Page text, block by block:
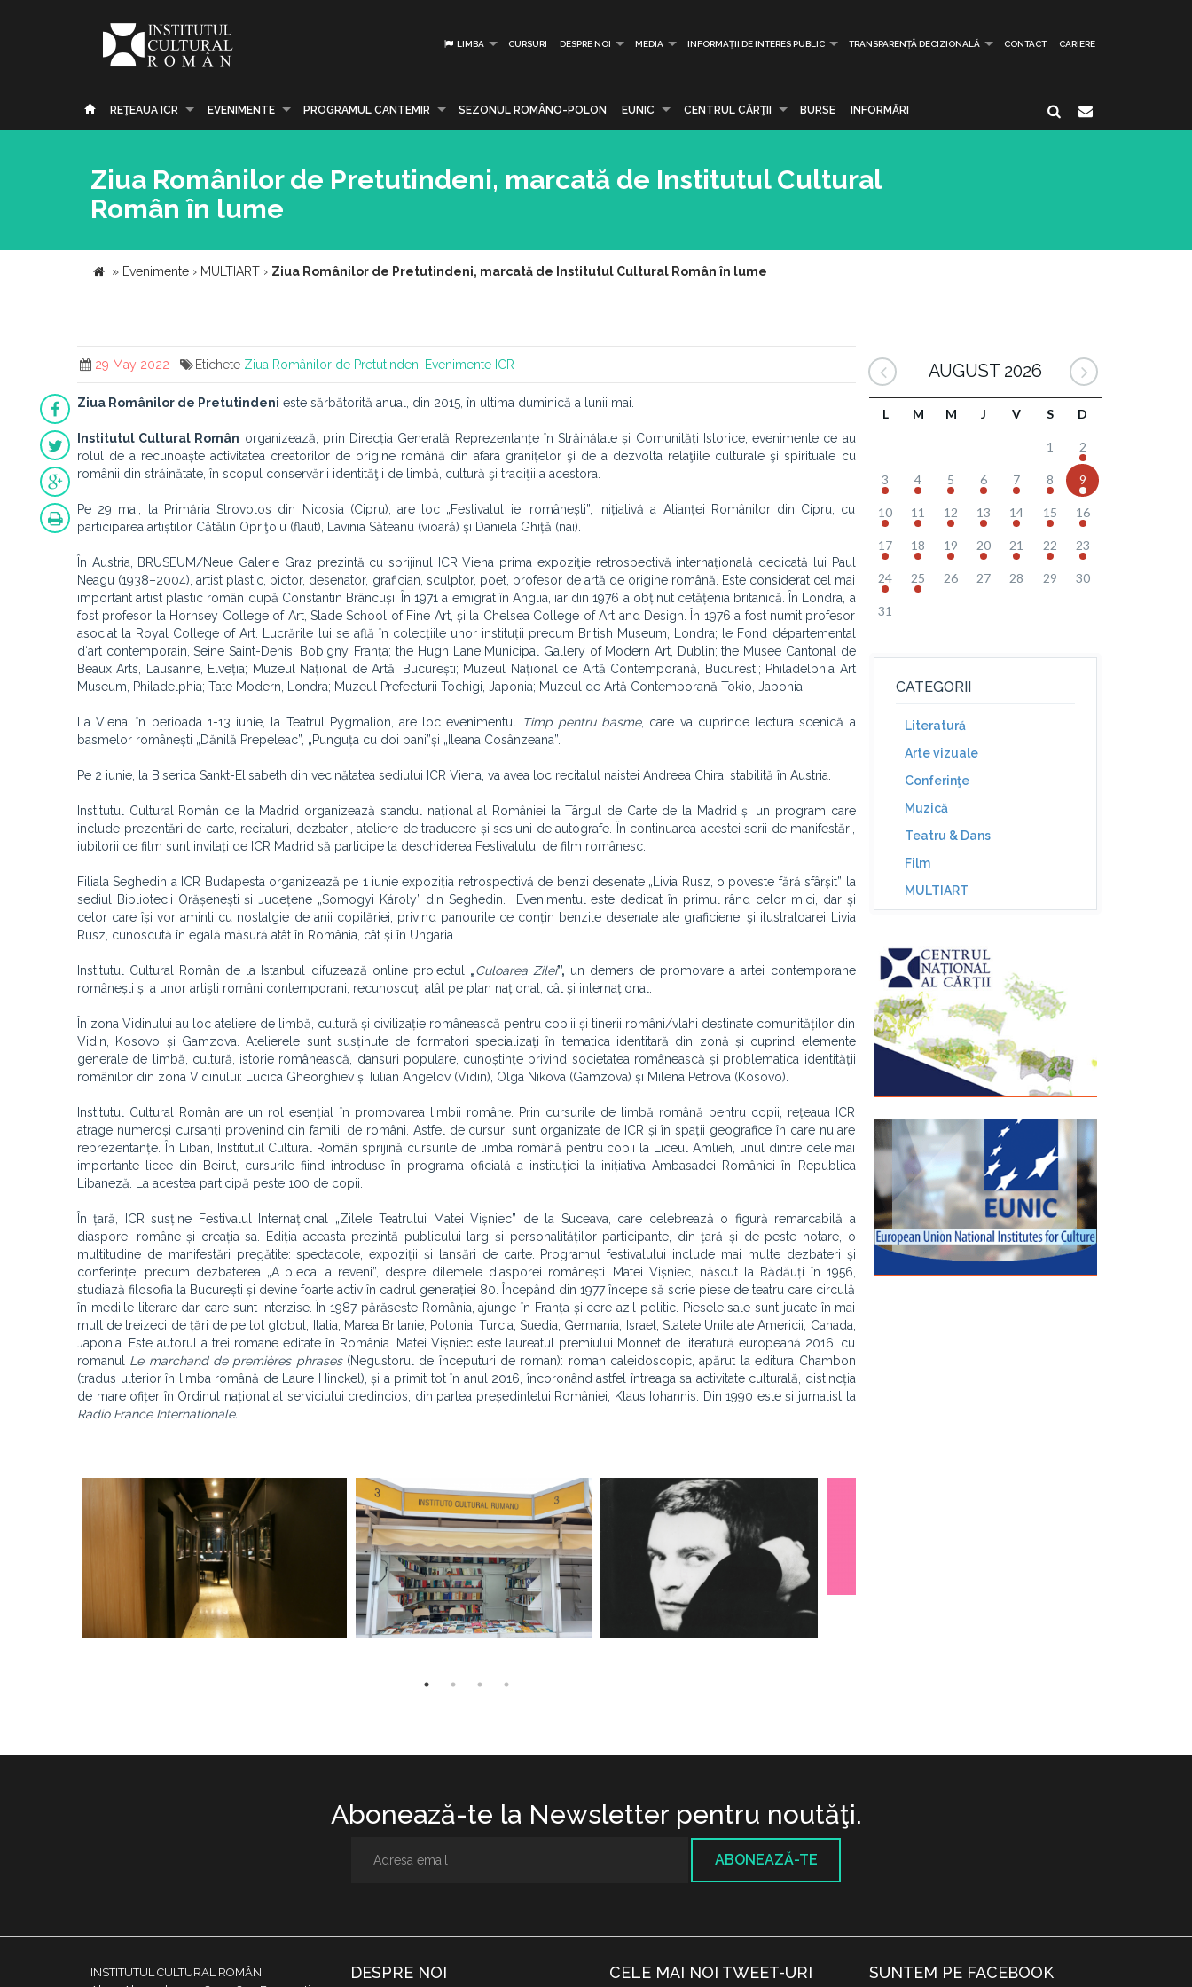
LIMBA CURSURI DESPRE NOI MEDIA INFORMAȚII DE INTERES PUBLIC TRANSPARENȚĂ DECIZIONALĂ CONTACT CARIERE
REŢEAUA ICR EVENIMENTE PROGRAMUL CANTEMIR SEZONUL ROMÂNO-POLON EUNIC CENTRUL CĂRŢII BURSE INFORMĂRI
Ziua Românilor de Pretutindeni, marcată de Institutul Cultural
Român în lume
» Evenimente › MULTIART › Ziua Românilor de Pretutindeni, marcată de Institutul Cultural Român în lume
29 May 2022 Etichete Ziua Românilor de Pretutindeni Evenimente ICR
Ziua Românilor de Pretutindeni este sărbătorită anual, din 2015, în ultima duminică a lunii mai.
Institutul Cultural Român organizează, prin Direcția Generală Reprezentanțe în Străinătate și Comunități Istorice, evenimente ce au
rolul de a recunoaște activitatea creatorilor de origine română din afara granițelor şi de a dezvolta relaţiile culturale şi spirituale cu
românii din străinătate, în scopul conservării identităţii de limbă, cultură şi tradiţii a acestora.
Pe 29 mai, la Primăria Strovolos din Nicosia (Cipru), are loc „Festivalul iei românești”, inițiativă a Alianței Românilor din Cipru, cu
participarea artiștilor Cătălin Opriţoiu (flaut), Lavinia Săteanu (vioară) și Daniela Ghiță (nai).
În Austria, BRUSEUM/Neue Galerie Graz prezintă cu sprijinul ICR Viena prima expoziţie retrospectivă internațională dedicată lui Paul
Neagu (1938–2004), artist plastic, pictor, desenator, grafician, sculptor, poet, profesor de artă de origine română. Este considerat cel mai
important artist plastic român după Constantin Brâncuși. În 1971 a emigrat în Anglia, iar din 1976 a obținut cetățenia britanică. În Londra, a
fost profesor la Hornsey College of Art, Slade School of Fine Art, și la Chelsea College of Art and Design. În 1976 a fost numit profesor
asociat la Royal College of Art. Lucrările lui se află în colecțiile unor instituții precum British Museum, Londra; le Fond départemental
d‘art contemporain, Seine Saint-Denis, Bobigny, Franța; the Hugh Lane Municipal Gallery of Modern Art, Dublin; the Musee Cantonal de
Beaux Arts, Lausanne, Elveția; Muzeul Național de Artă, București; Muzeul Național de Artă Contemporană, București; Philadelphia Art
Museum, Philadelphia; Tate Modern, Londra; Muzeul Prefecturii Tochigi, Japonia; Muzeul de Artă Contemporană Tokio, Japonia.
La Viena, în perioada 1-13 iunie, la Teatrul Pygmalion, are loc evenimentul Timp pentru basme, care va cuprinde lectura scenică a
basmelor românești „Dănilă Prepeleac”, „Punguța cu doi bani”și „Ileana Cosânzeana”.
Pe 2 iunie, la Biserica Sankt-Elisabeth din vecinătatea sediului ICR Viena, va avea loc recitalul naistei Andreea Chira, stabilită în Austria.
Institutul Cultural Român de la Madrid organizează standul național al României la Târgul de Carte de la Madrid și un program care
include prezentări de carte, recitaluri, dezbateri, ateliere de traducere și sesiuni de autografe. În continuarea acestei serii de manifestări,
iubitorii de film sunt invitați de ICR Madrid să participe la deschiderea Festivalului de film românesc.
Filiala Seghedin a ICR Budapesta organizează pe 1 iunie expoziția retrospectivă de benzi desenate „Livia Rusz, o poveste fără sfârșit” la
sediul Bibliotecii Orășenești și Județene „Somogyi Károly” din Seghedin. Evenimentul este dedicat în primul rând celor mici, dar și
celor care își vor aminti cu nostalgie de anii copilăriei, privind panourile ce conțin benzile desenate ale graficienei şi ilustratoarei Livia
Rusz, cunoscută în egală măsură atât în România, cât și în Ungaria.
Institutul Cultural Român de la Istanbul difuzează online proiectul „Culoarea Zilei”, un demers de promovare a artei contemporane
românești și a unor artişti români contemporani, recunoscuți atât pe plan național, cât și internațional.
În zona Vidinului au loc ateliere de limbă, cultură și civilizație românească pentru copiii și tinerii români/vlahi destinate comunităților din
Vidin, Kosovo și Gamzova. Atelierele sunt susținute de formatori specializați în tematica identitară din zonă și cuprind elemente
generale de limbă, cultură, istorie românească, dansuri populare, cunoștințe privind societatea românească și problematica identității
românilor din zona Vidinului: Lucica Gheorghiev și Iulian Angelov (Vidin), Olga Nikova (Gamzova) și Milena Petrova (Kosovo).
Institutul Cultural Român are un rol esențial în promovarea limbii române. Prin cursurile de limbă română pentru copii, rețeaua ICR
atrage numeroși cursanți provenind din familii de români. Astfel de cursuri sunt organizate de ICR și în spații geografice în care nu are
reprezentanțe. În Liban, Institutul Cultural Român sprijină cursurile de limba română pentru copii la Liceul Amlieh, unul dintre cele mai
importante licee din Beirut, cursurile fiind introduse în programa oficială a instituției la inițiativa Ambasadei României în Republica
Libaneză. La acestea participă peste 100 de copii.
În țară, ICR susține Festivalul Internațional „Zilele Teatrului Matei Vișniec” de la Suceava, care celebrează o figură remarcabilă a
diasporei române și creația sa. Ediția aceasta prezintă publicului larg și personalităților participante, din țară și de peste hotare, o
multitudine de manifestări pregătite: spectacole, expoziții și lansări de carte. Programul festivalului include mai multe dezbateri și
conferințe, precum dezbaterea „A pleca, a reveni”, despre dilemele diasporei românești. Matei Vișniec, născut la Rădăuți în 1956,
studiază filosofia la București și devine foarte activ în cadrul generației 80. Începând din 1977 începe să scrie piese de teatru care circulă
în mediile literare dar care sunt interzise. În 1987 părăsește România, ajunge în Franța și cere azil politic. Piesele sale sunt jucate în mai
mult de treizeci de țări de pe tot globul, Italia, Marea Britanie, Polonia, Turcia, Suedia, Germania, Israel, Statele Unite ale Americii, Canada,
Japonia. Este autorul a trei romane editate în România. Matei Vișniec este laureatul premiului Monnet de literatură europeană 2016, cu
romanul Le marchand de premières phrases(Negustorul de începuturi de roman): roman caleidoscopic, apărut la editura Chambon
(tradus ulterior în limba română de Laure Hinckel), și a primit tot în anul 2016, încoronând astfel întreaga sa activitate culturală, distincția
de mare ofițer în Ordinul național al serviciului credincios, din partea președintelui României, Klaus Iohannis. Din 1990 este și jurnalist la
Radio France Internationale.
AUGUST 2026
L M M J V S D
1 2
3 4 5 6 7 8 9
10 11 12 13 14 15 16
17 18 19 20 21 22 23
24 25 26 27 28 29 30
31
CATEGORII
Literatură
Arte vizuale
Conferinţe
Muzică
Teatru & Dans
Film
MULTIART
Abonează-te la Newsletter pentru noutăţi.
ABONEAZĂ-TE
INSTITUTUL CULTURAL ROMÂN
DESPRE NOI CELE MAI NOI TWEET-URI SUNTEM PE FACEBOOK